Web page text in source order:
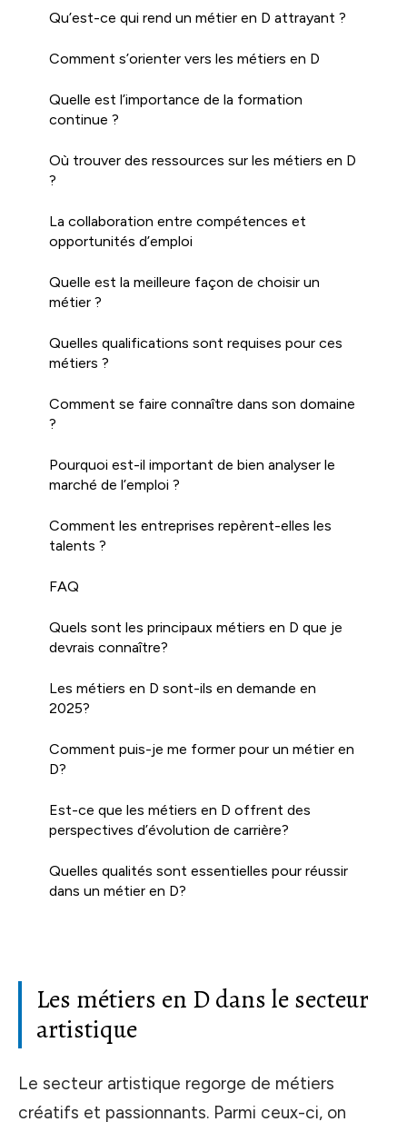
Qu’est-ce qui rend un métier en D attrayant ?
Comment s’orienter vers les métiers en D
Quelle est l’importance de la formation
continue ?
Où trouver des ressources sur les métiers en D
?
La collaboration entre compétences et
opportunités d’emploi
Quelle est la meilleure façon de choisir un
métier ?
Quelles qualifications sont requises pour ces
métiers ?
Comment se faire connaître dans son domaine
?
Pourquoi est-il important de bien analyser le
marché de l’emploi ?
Comment les entreprises repèrent-elles les
talents ?
FAQ
Quels sont les principaux métiers en D que je
devrais connaître?
Les métiers en D sont-ils en demande en
2025?
Comment puis-je me former pour un métier en
D?
Est-ce que les métiers en D offrent des
perspectives d’évolution de carrière?
Quelles qualités sont essentielles pour réussir
dans un métier en D?
Les métiers en D dans le secteur
artistique
Le secteur artistique regorge de métiers
créatifs et passionnants. Parmi ceux-ci, on